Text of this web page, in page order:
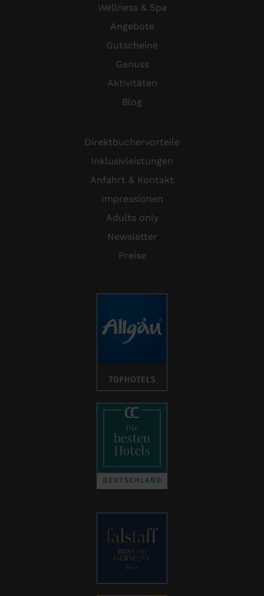
Wellness & Spa
Angebote
Gutscheine
Genuss
Aktivitäten
Blog
Direktbuchervorteile
Inklusivleistungen
Anfahrt & Kontakt
Impressionen
Adults only
Newsletter
Preise